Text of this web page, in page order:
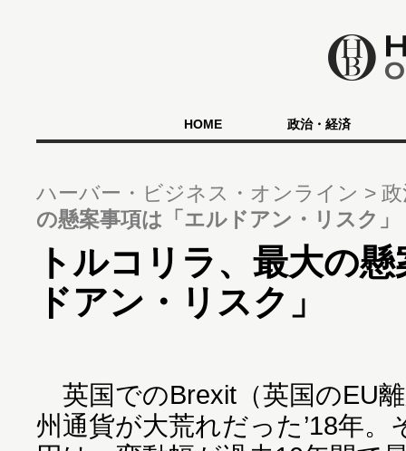
HOME 政治・経済
ハーバー・ビジネス・オンライン
の懸案事項は「エルドアン・リスク」
トルコリラ、最大の
ドアン・リスク」
英国でのBrexit（英国のEU
州通貨が大荒れだった’18年